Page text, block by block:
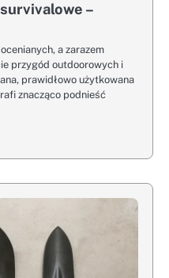
–
a zarazem
przygód outdoorowych i
prawidłowo użytkowana
znacząco podnieść